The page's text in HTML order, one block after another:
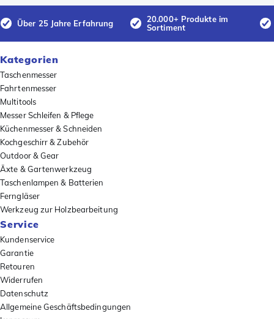
Über 25 Jahre Erfahrung
20.000+ Produkte im
Sortiment
Kategorien
Taschenmesser
Fahrtenmesser
Multitools
Messer Schleifen & Pflege
Küchenmesser & Schneiden
Kochgeschirr & Zubehör
Outdoor & Gear
Äxte & Gartenwerkzeug
Taschenlampen & Batterien
Ferngläser
Werkzeug zur Holzbearbeitung
Service
Kundenservice
Garantie
Retouren
Widerrufen
Datenschutz
Allgemeine Geschäftsbedingungen